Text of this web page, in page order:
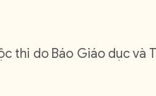
thi do Báo Giáo dục và